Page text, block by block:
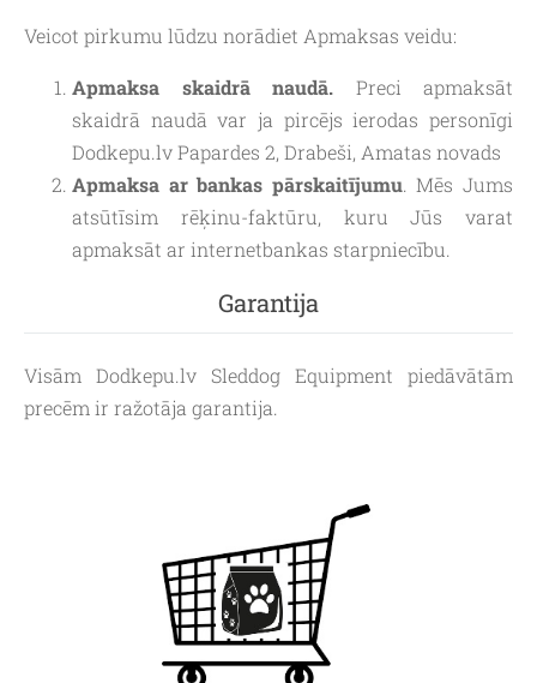
Veicot pirkumu lūdzu norādiet Apmaksas veidu:
Apmaksa skaidrā naudā. Preci apmaksāt
skaidrā naudā var ja pircējs ierodas personīgi
Dodkepu.lv Papardes 2, Drabeši, Amatas novads
Apmaksa ar bankas pārskaitījumu. Mēs Jums
atsūtīsim rēķinu-faktūru, kuru Jūs varat
apmaksāt ar internetbankas starpniecību.
Garantija
Visām Dodkepu.lv Sleddog Equipment piedāvātām
precēm ir ražotāja garantija.